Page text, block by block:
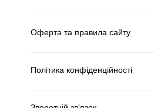
Оферта та правила сайту
Політика конфіденційності